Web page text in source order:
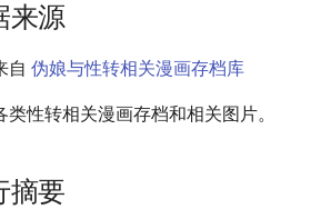
来源
自 伪娘与性转相关漫画存档库
类性转相关漫画存档和相关图片。
摘要